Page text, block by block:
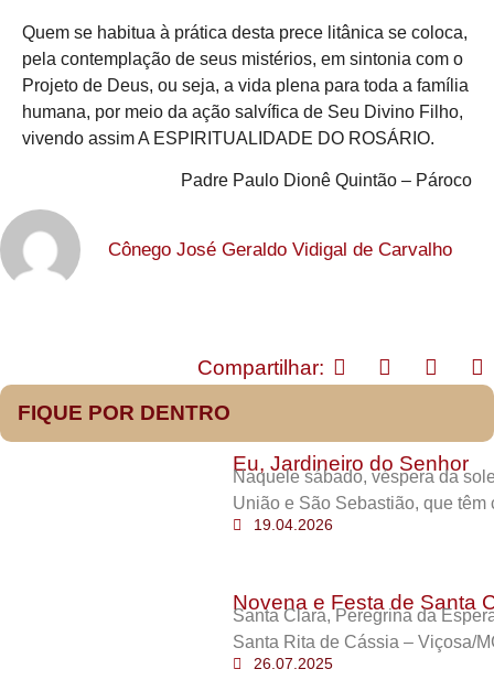
Quem se habitua à prática desta prece litânica se coloca,
pela contemplação de seus mistérios, em sintonia com o
Projeto de Deus, ou seja, a vida plena para toda a família
humana, por meio da ação salvífica de Seu Divino Filho,
vivendo assim A ESPIRITUALIDADE DO ROSÁRIO.
Padre Paulo Dionê Quintão – Pároco
Cônego José Geraldo Vidigal de Carvalho
Compartilhar:
FIQUE POR DENTRO
Eu, Jardineiro do Senhor
Naquele sábado, véspera da
União e São Sebastião, que têm
19.04.2026
Novena e Festa de Santa
Santa Clara, Peregrina da
Santa Rita de Cássia – Viçosa/
26.07.2025